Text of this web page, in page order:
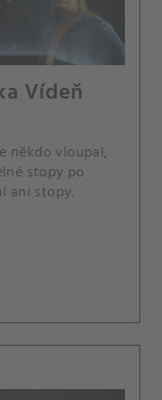
Vídeň
někdo vloupal,
stopy po
ani stopy.